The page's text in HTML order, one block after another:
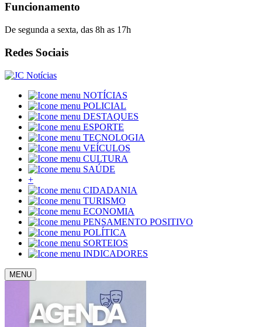
Funcionamento
De segunda a sexta, das 8h as 17h
Redes Sociais
NOTÍCIAS
POLICIAL
DESTAQUES
ESPORTE
TECNOLOGIA
VEÍCULOS
CULTURA
SAÚDE
+
CIDADANIA
TURISMO
ECONOMIA
PENSAMENTO POSITIVO
POLÍTICA
SORTEIOS
INDICADORES
MENU